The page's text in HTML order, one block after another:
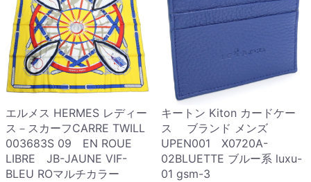
エルメス HERMES レディー
ス－スカーフCARRE TWILL
003683S 09 EN ROUE
LIBRE JB-JAUNE VIF-
BLEU ROマルチカラー
キートン Kiton カードケー
ス ブランド メンズ
UPEN001 X0720A-
02BLUETTE ブルー系 luxu-
01 gsm-3